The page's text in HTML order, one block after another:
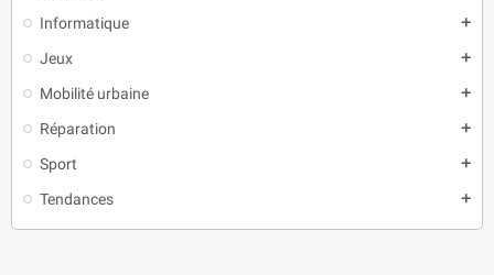
Informatique add
Jeux add
Mobilité urbaine add
Réparation add
Sport add
Tendances add